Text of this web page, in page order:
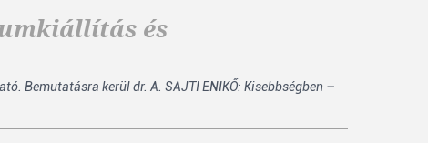
és
Bemutatásra kerül dr. A. SAJTI ENIKŐ: Kisebbségben –